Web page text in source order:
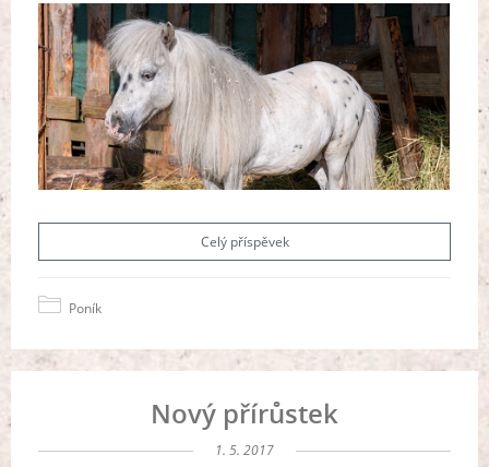
Celý příspěvek
Poník
Nový přírůstek
1. 5. 2017